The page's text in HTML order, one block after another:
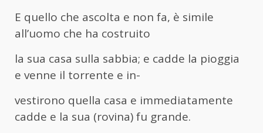
E quello che ascolta e non fa, è simile
all’uomo che ha costruito
la sua casa sulla sabbia; e cadde la pioggia
e venne il torrente e in-
vestirono quella casa e immediatamente
cadde e la sua (rovina) fu grande.